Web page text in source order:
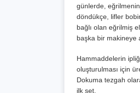
günlerde,
döndükçe, lifler
bağlı olan eğrilmiş
başka bir makineye
Hammaddelerin
oluşturulması için
Dokuma tezgah
ilk set,